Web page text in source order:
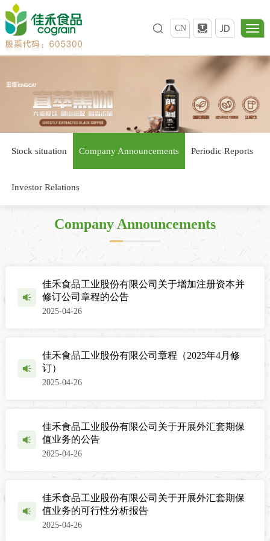
CN
Stock situation Company Announcements Periodic Reports
Investor Relations
Company Announcements
佳禾食品工业股份有限公司关于增加注册资本并
修订公司章程的公告
2025-04-26
佳禾食品工业股份有限公司章程（2025年4月修
订）
2025-04-26
佳禾食品工业股份有限公司关于开展外汇套期保
值业务的公告
2025-04-26
佳禾食品工业股份有限公司关于开展外汇套期保
值业务的可行性分析报告
2025-04-26